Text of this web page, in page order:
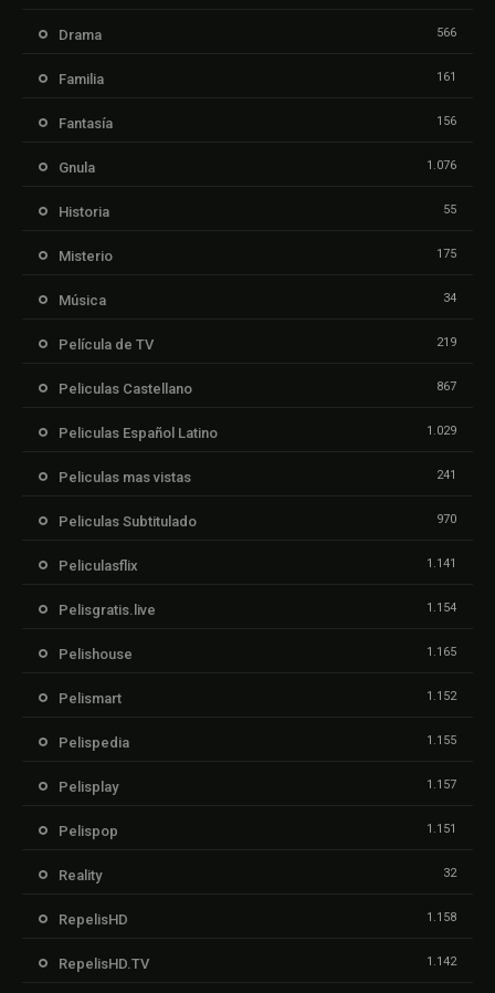
Drama 566
Familia 161
Fantasía 156
Gnula 1.076
Historia 55
Misterio 175
Música 34
Película de TV 219
Peliculas Castellano 867
Peliculas Español Latino 1.029
Peliculas mas vistas 241
Peliculas Subtitulado 970
Peliculasflix 1.141
Pelisgratis.live 1.154
Pelishouse 1.165
Pelismart 1.152
Pelispedia 1.155
Pelisplay 1.157
Pelispop 1.151
Reality 32
RepelisHD 1.158
RepelisHD.TV 1.142